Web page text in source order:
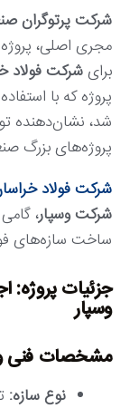
شرکت پرتوگران
برایشرکت فولاد
پروژه که با
شد، نشان‌دهنده
پروژه‌های بزرگ
شرکت فولاد
شرکت وسپار،
ساخت سازه‌های
وسپار
مشخصات فنی
نوع سازه: